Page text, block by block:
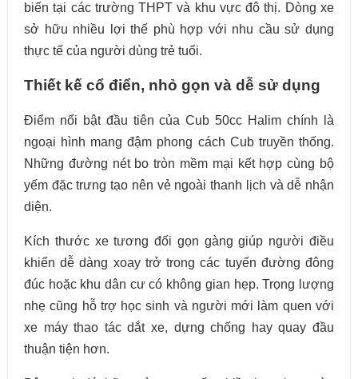
biến tại các trường THPT và khu vực đô thị. Dòng xe
sở hữu nhiều lợi thế phù hợp với nhu cầu sử dụng
thực tế của người dùng trẻ tuổi.
Thiết kế cổ điển, nhỏ gọn và dễ sử dụng
Điểm nổi bật đầu tiên của Cub 50cc Halim chính là
ngoại hình mang đậm phong cách Cub truyền thống.
Những đường nét bo tròn mềm mại kết hợp cùng bộ
yếm đặc trưng tạo nên vẻ ngoài thanh lịch và dễ nhận
diện.
Kích thước xe tương đối gọn gàng giúp người điều
khiển dễ dàng xoay trở trong các tuyến đường đông
đúc hoặc khu dân cư có không gian hẹp. Trọng lượng
nhẹ cũng hỗ trợ học sinh và người mới làm quen với
xe máy thao tác dắt xe, dựng chống hay quay đầu
thuận tiện hơn.